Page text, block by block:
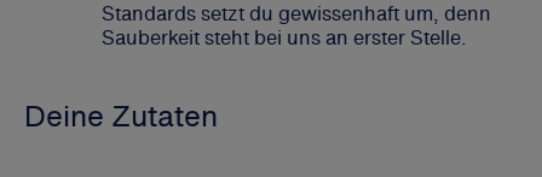
Standards setzt du gewissenhaft um, denn
Sauberkeit steht bei uns an erster Stelle.
Deine Zutaten